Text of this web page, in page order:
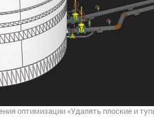
оптимизации «Удалять плоские и